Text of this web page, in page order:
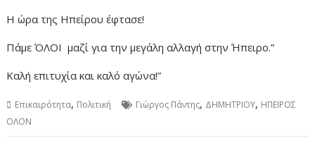
Η ώρα της Ηπείρου έφτασε!
Πάμε ΌΛΟΙ μαζί για την μεγάλη αλλαγή στην Ήπειρο.”
Καλή επιτυχία και καλό αγώνα!”
Επικαιρότητα, Πολιτική Γιώργος Πάντης, ΔΗΜΗΤΡΙΟΥ, ΗΠΕΙΡΟΣ
ΟΛΟΝ